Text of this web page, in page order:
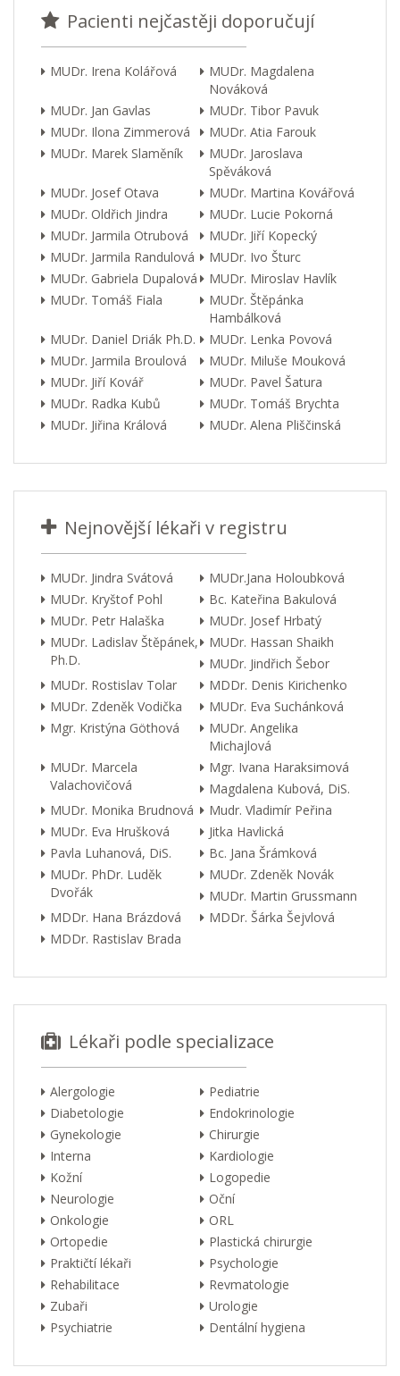
Pacienti nejčastěji doporučují
MUDr. Irena Kolářová
MUDr. Magdalena
Nováková
MUDr. Jan Gavlas
MUDr. Tibor Pavuk
MUDr. Ilona Zimmerová
MUDr. Atia Farouk
MUDr. Marek Slaměník
MUDr. Jaroslava
Spěváková
MUDr. Josef Otava
MUDr. Martina Kovářová
MUDr. Oldřich Jindra
MUDr. Lucie Pokorná
MUDr. Jarmila Otrubová
MUDr. Jiří Kopecký
MUDr. Jarmila Randulová
MUDr. Ivo Šturc
MUDr. Gabriela Dupalová
MUDr. Miroslav Havlík
MUDr. Tomáš Fiala
MUDr. Štěpánka
Hambálková
MUDr. Daniel Driák Ph.D.
MUDr. Lenka Povová
MUDr. Jarmila Broulová
MUDr. Miluše Mouková
MUDr. Jiří Kovář
MUDr. Pavel Šatura
MUDr. Radka Kubů
MUDr. Tomáš Brychta
MUDr. Jiřina Králová
MUDr. Alena Pliščinská
Nejnovější lékaři v registru
MUDr. Jindra Svátová
MUDr.Jana Holoubková
MUDr. Kryštof Pohl
Bc. Kateřina Bakulová
MUDr. Petr Halaška
MUDr. Josef Hrbatý
MUDr. Ladislav Štěpánek,
Ph.D.
MUDr. Hassan Shaikh
MUDr. Jindřich Šebor
MUDr. Rostislav Tolar
MDDr. Denis Kirichenko
MUDr. Zdeněk Vodička
MUDr. Eva Suchánková
Mgr. Kristýna Göthová
MUDr. Angelika
Michajlová
MUDr. Marcela
Valachovičová
Mgr. Ivana Haraksimová
Magdalena Kubová, DiS.
MUDr. Monika Brudnová
Mudr. Vladimír Peřina
MUDr. Eva Hrušková
Jitka Havlická
Pavla Luhanová, DiS.
Bc. Jana Šrámková
MUDr. PhDr. Luděk
Dvořák
MUDr. Zdeněk Novák
MUDr. Martin Grussmann
MDDr. Hana Brázdová
MDDr. Šárka Šejvlová
MDDr. Rastislav Brada
Lékaři podle specializace
Alergologie
Pediatrie
Diabetologie
Endokrinologie
Gynekologie
Chirurgie
Interna
Kardiologie
Kožní
Logopedie
Neurologie
Oční
Onkologie
ORL
Ortopedie
Plastická chirurgie
Praktičtí lékaři
Psychologie
Rehabilitace
Revmatologie
Zubaři
Urologie
Psychiatrie
Dentální hygiena